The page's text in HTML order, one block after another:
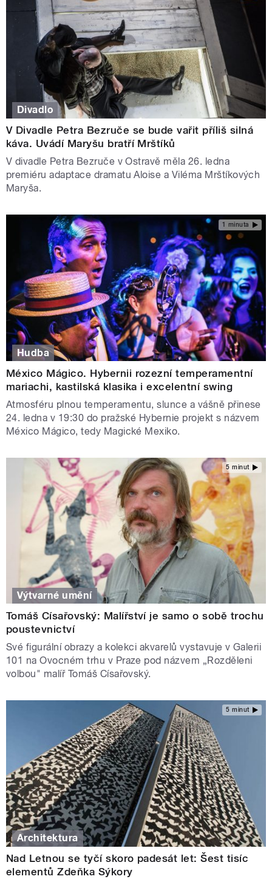
Divadlo
V Divadle Petra Bezruče se bude vařit příliš silná
káva. Uvádí Maryšu bratří Mrštíků
V divadle Petra Bezruče v Ostravě měla 26. ledna
premiéru adaptace dramatu Aloise a Viléma Mrštíkových
Maryša.
1 minuta
Hudba
México Mágico. Hybernii rozezní temperamentní
mariachi, kastilská klasika i excelentní swing
Atmosféru plnou temperamentu, slunce a vášně přinese
24. ledna v 19:30 do pražské Hybernie projekt s názvem
México Mágico, tedy Magické Mexiko.
5 minut
Výtvarné umění
Tomáš Císařovský: Malířství je samo o sobě trochu
poustevnictví
Své figurální obrazy a kolekci akvarelů vystavuje v Galerii
101 na Ovocném trhu v Praze pod názvem „Rozděleni
volbou" malíř Tomáš Císařovský.
5 minut
Architektura
Nad Letnou se tyčí skoro padesát let: Šest tisíc
elementů Zdeňka Sýkory